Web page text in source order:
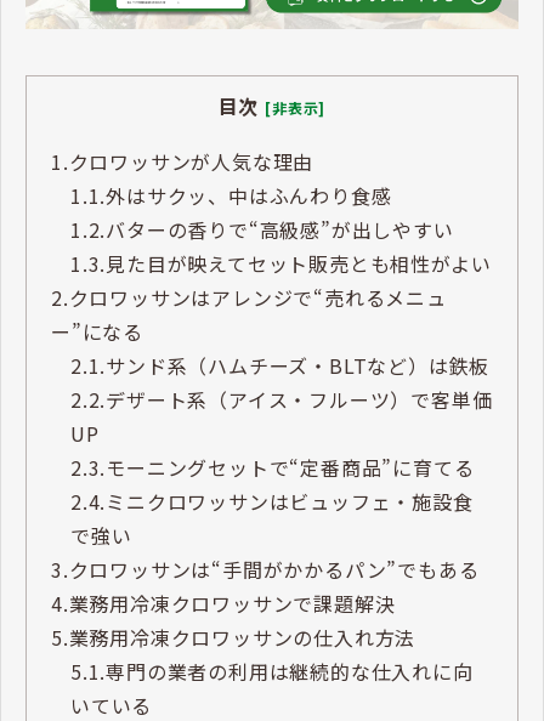
目次 [非表示]
1.クロワッサンが人気な理由
1.1.外はサクッ、中はふんわり食感
1.2.バターの香りで“高級感”が出しやすい
1.3.見た目が映えてセット販売とも相性がよい
2.クロワッサンはアレンジで“売れるメニュ
ー”になる
2.1.サンド系（ハムチーズ・BLTなど）は鉄板
2.2.デザート系（アイス・フルーツ）で客単価
UP
2.3.モーニングセットで“定番商品”に育てる
2.4.ミニクロワッサンはビュッフェ・施設食
で強い
3.クロワッサンは“手間がかかるパン”でもある
4.業務用冷凍クロワッサンで課題解決
5.業務用冷凍クロワッサンの仕入れ方法
5.1.専門の業者の利用は継続的な仕入れに向
いている